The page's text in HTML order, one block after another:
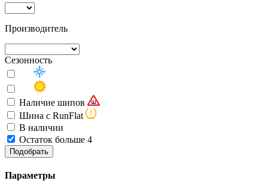
Производитель
Сезонность
Наличие шипов
Шина с RunFlat
В наличии
Остаток больше 4
Подобрать
Параметры